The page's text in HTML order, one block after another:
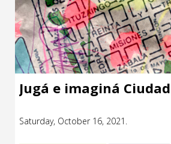
Jugá e imaginá
Saturday, October 16, 2021.